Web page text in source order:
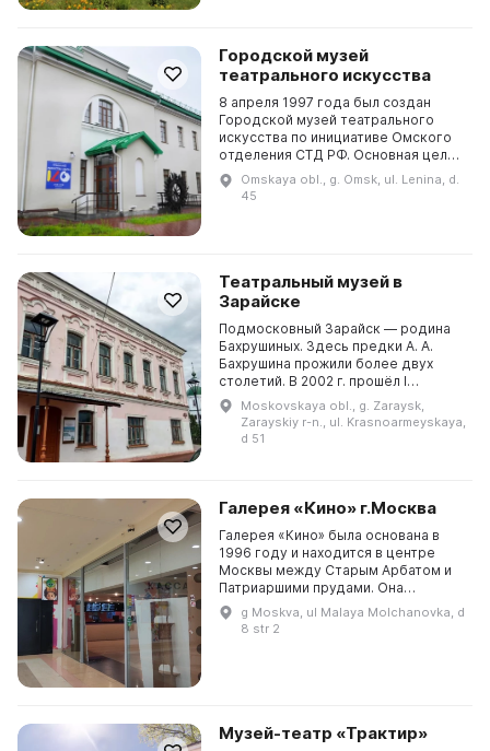
Городской музей
театрального искусства
8 апреля 1997 года был создан
Городской музей театрального
искусства по инициативе Омского
отделения СТД РФ. Основная цель
музея - объединение архива,
полноте раскрытия Омского
Omskaya obl., g. Omsk, ul. Lenina, d.
45
Театральный музей в
Зарайске
Подмосковный Зарайск — родина
Бахрушиных. Здесь предки А. А.
Бахрушина прожили более двух
столетий. В 2002 г. прошёл I
Бахрушинский благотворительный
фестиваль, после чего между
музеем и Зарайском нач...
Moskovskaya obl., g. Zaraysk,
Zarayskiy r-n., ul. Krasnoarmeyskaya,
d 51
Галерея «Кино» г.Москва
Галерея «Кино» была основана в
1996 году и находится в центре
Москвы между Старым Арбатом и
Патриаршими прудами. Она
обладает пространством общей
площадью 150 кв. м,
g Moskva, ul Malaya Molchanovka, d
8 str 2
Музей-театр «Трактир»